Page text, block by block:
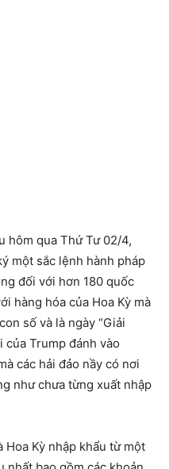
hôm qua Thứ Tư 02/4,
một sắc lệnh hành pháp
đối với hơn 180 quốc
hàng hóa của Hoa Kỳ mà
số và là ngày “Giải
của Trump đánh vào
các hải đảo nầy có nơi
như chưa từng xuất nhập
Hoa Kỳ nhập khẩu từ một